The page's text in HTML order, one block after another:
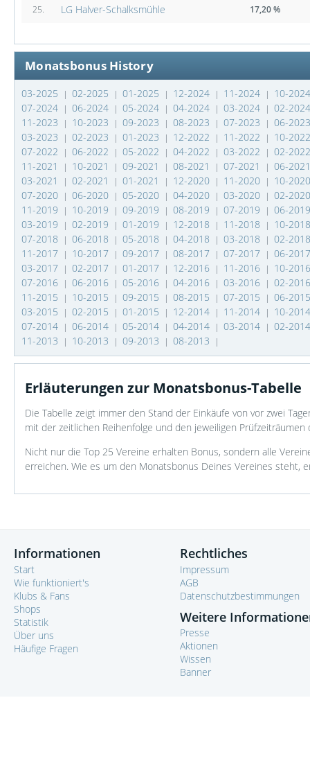
25. LG Halver-Schalksmühle 17,20 %
Monatsbonus History
03-2025 | 02-2025 | 01-2025 | 12-2024 | 11-2024 | 10-
07-2024 | 06-2024 | 05-2024 | 04-2024 | 03-2024 | 02-
11-2023
| 10-2023 | 09-2023 | 08-2023 | 07-2023 | 06-
03-2023
| 02-2023 | 01-2023 | 12-2022 | 11-2022 | 10-
07-2022
| 06-2022 | 05-2022 | 04-2022 | 03-2022 | 02-
11-2021
| 10-2021 | 09-2021 | 08-2021 | 07-2021 | 06-
03-2021
| 02-2021 | 01-2021 | 12-2020 | 11-2020 | 10-
07-2020 | 06-2020 | 05-2020 | 04-2020 | 03-2020 | 02-
11-2019
| 10-2019 | 09-2019 | 08-2019 | 07-2019 | 06-
03-2019
| 02-2019 | 01-2019 | 12-2018 | 11-2018 | 10-
07-2018
| 06-2018 | 05-2018 | 04-2018 | 03-2018 | 02-
11-2017 | 10-2017 | 09-2017 | 08-2017 | 07-2017 | 06-
03-2017 | 02-2017 | 01-2017 | 12-2016 | 11-2016 | 10-
07-2016 | 06-2016 | 05-2016 | 04-2016 | 03-2016 | 02-
11-2015
| 10-2015 | 09-2015 | 08-2015 | 07-2015 | 06-
03-2015
| 02-2015 | 01-2015 | 12-2014 | 11-2014 | 10-
07-2014 | 06-2014 | 05-2014 | 04-2014 | 03-2014 | 02-
11-2013
| 10-2013 | 09-2013 | 08-2013 |
Erläuterungen zur Monatsbonus-Tabelle
Die Tabelle zeigt immer den Stand der Einkäufe von vor zwei
mit der zeitlichen Reihenfolge und den jeweiligen Prüfzeiträumen
Nicht nur die Top 25 Vereine erhalten Bonus, sondern alle
erreichen. Wie es um den Monatsbonus Deines Vereines steht,
Informationen
Start
Wie funktioniert's
Klubs & Fans
Shops
Statistik
Über uns
Häufige Fragen
Rechtliches
Impressum
AGB
Datenschutzbestimmungen
Weitere
Presse
Aktionen
Wissen
Banner